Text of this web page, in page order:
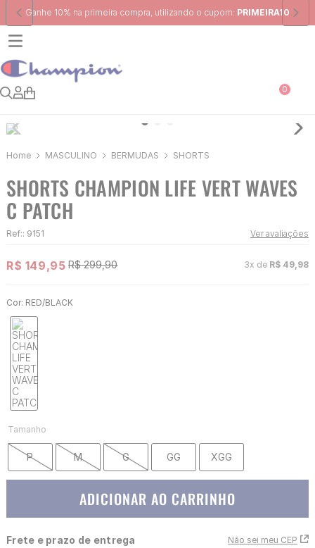
Frete Grátispara região Sudeste em pedidos acima de R$ 399,00
0
MASCULINO BERMUDAS SHORTS
SHORTS CHAMPION LIFE VERT WAVES
C PATCH
Ref:: 9151 Ver avaliações
R$ 149,95 R$ 299,90 3x de R$ 49 98
Cor: RED/BLACK
Tamanho
P M G GG XGG
ADICIONAR AO CARRINHO
Frete e prazo de entrega Não sei meu CEP